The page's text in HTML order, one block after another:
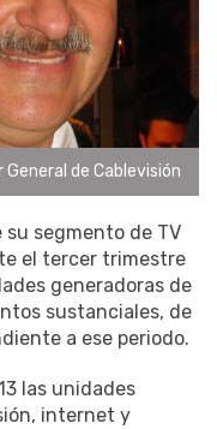
de Cablevisión
segmento de TV
el tercer trimestre
generadoras de
sustanciales, de
a ese periodo.
las unidades
internet y